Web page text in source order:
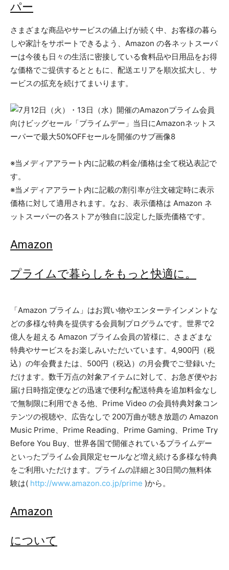
パー
さまざまな商品やサービスの値上げが続く中、お客様の暮ら
しや家計をサポートできるよう、Amazon の各ネットスーパ
ーは今後も日々の生活に密接している食料品や日用品をお得
な価格でご提供するとともに、配送エリアを順次拡大し、サ
ービスの拡充を続けてまいります。
※当メディアアラート内に記載の料金/価格は全て税込表記で
す。
※当メディアアラート内に記載の割引率が注文確定時に表示
価格に対して適用されます。なお、表示価格は Amazon ネ
ットスーパーの各ストアが独自に設定した販売価格です。
Amazon
プライムで暮らしをもっと快適に。
「Amazon プライム」はお買い物やエンターテインメントな
どの多様な特典を提供する会員制プログラムです。世界で2
億人を超える Amazon プライム会員の皆様に、さまざまな
特典やサービスをお楽しみいただいています。4,900円（税
込）の年会費または、500円（税込）の月会費でご登録いた
だけます。数千万点の対象アイテムに対して、お急ぎ便やお
届け日時指定便などの迅速で便利な配送特典を追加料金なし
で無制限に利用できる他、Prime Video の会員特典対象コン
テンツの視聴や、広告なしで 200万曲が聴き放題の Amazon
Music Prime、Prime Reading、Prime Gaming、Prime Try
Before You Buy、世界各国で開催されているプライムデー
といったプライム会員限定セールなど増え続ける多様な特典
をご利用いただけます。プライムの詳細と30日間の無料体
験は( http://www.amazon.co.jp/prime )から。
Amazon
について